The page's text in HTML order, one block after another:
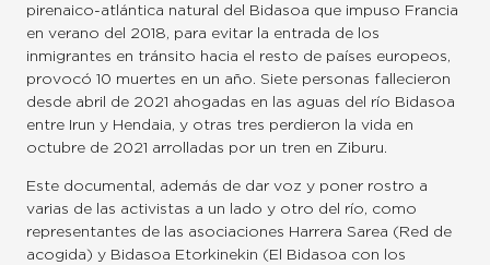
pirenaico-atlántica natural del Bidasoa que impuso Francia
en verano del 2018, para evitar la entrada de los
inmigrantes en tránsito hacia el resto de países europeos,
provocó 10 muertes en un año. Siete personas fallecieron
desde abril de 2021 ahogadas en las aguas del río Bidasoa
entre Irun y Hendaia, y otras tres perdieron la vida en
octubre de 2021 arrolladas por un tren en Ziburu.
Este documental, además de dar voz y poner rostro a
varias de las activistas a un lado y otro del río, como
representantes de las asociaciones Harrera Sarea (Red de
acogida) y Bidasoa Etorkinekin (El Bidasoa con los